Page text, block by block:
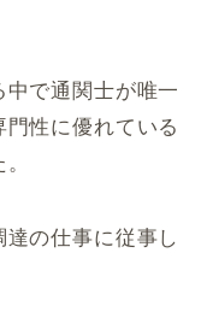
で通関士が唯一
性に優れている
の仕事に従事し